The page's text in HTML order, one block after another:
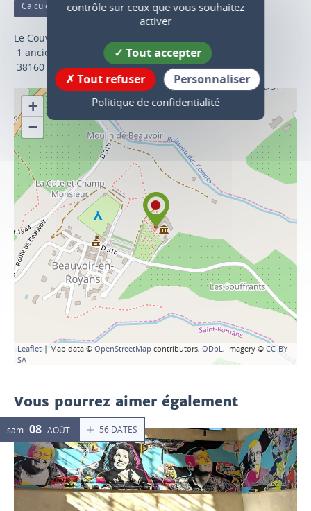
Calculer votre itinéraire
Le Couvent des Carmes
1 ancienne route de Presles
38160
Beauvoir-en-Royans
+
−
Leaflet| Map data © OpenStreetMap contributors, ODbL, Imagery © CC-BY-
SA
Vous pourrez aimer également
56 DATES
sam. 08 AOÛT
contrôle sur ceux que vous souhaitez
activer
Tout accepter
Tout refuser
Personnaliser
Politique de confidentialité